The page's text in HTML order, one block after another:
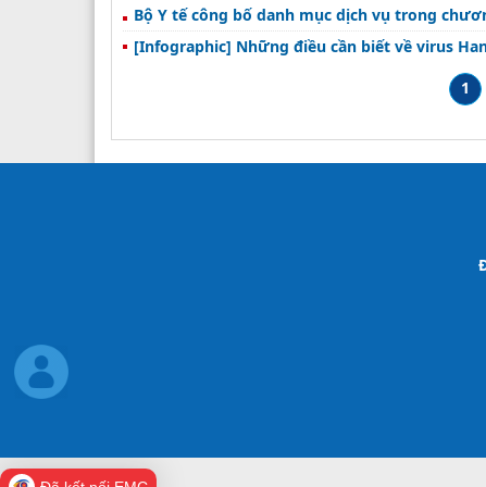
Bộ Y tế công bố danh mục dịch vụ trong
[Infographic] Những điều cần biết về virus
1